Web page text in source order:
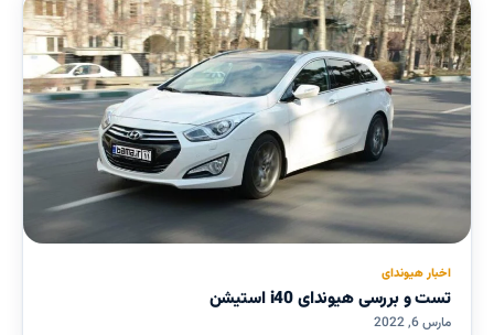
اخبار هیوندای
تست و بررسی هیوندای i40 استیشن
مارس 6, 2022